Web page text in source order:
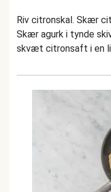
Riv citronskal. Skær
Skær agurk i tynde
skvæt citronsaft i en